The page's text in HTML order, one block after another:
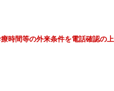
時間等の外来条件を電話確認の